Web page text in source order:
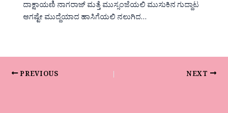
ದಾಕ್ಷಾಯಣಿ ನಾಗರಾಜ್ ಮತ್ತೆ ಮುಸ್ಸಂಜೆಯಲಿ ಮುಸುಕಿನ ಗುದ್ದಾಟ
ಆಗಷ್ಟೇ ಮುದ್ದೆಯಾದ ಹಾಸಿಗೆಯಲಿ ನಲುಗಿದ…
PREVIOUS NEXT